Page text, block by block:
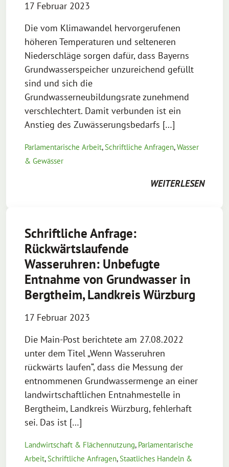
17 Februar 2023
Die vom Klimawandel hervorgerufenen
höheren Temperaturen und selteneren
Niederschläge sorgen dafür, dass Bayerns
Grundwasserspeicher unzureichend gefüllt
sind und sich die
Grundwasserneubildungsrate zunehmend
verschlechtert. Damit verbunden ist ein
Anstieg des Zuwässerungsbedarfs […]
Parlamentarische Arbeit,Schriftliche Anfragen,Wasser
& Gewässer
WEITERLESEN
Schriftliche Anfrage:
Rückwärtslaufende
Wasseruhren: Unbefugte
Entnahme von Grundwasser in
Bergtheim, Landkreis Würzburg
17 Februar 2023
Die Main-Post berichtete am 27.08.2022
unter dem Titel „Wenn Wasseruhren
rückwärts laufen“, dass die Messung der
entnommenen Grundwassermenge an einer
landwirtschaftlichen Entnahmestelle in
Bergtheim, Landkreis Würzburg, fehlerhaft
sei. Das ist […]
Landwirtschaft & Flächennutzung, Parlamentarische
Arbeit,Schriftliche Anfragen,Staatliches Handeln &